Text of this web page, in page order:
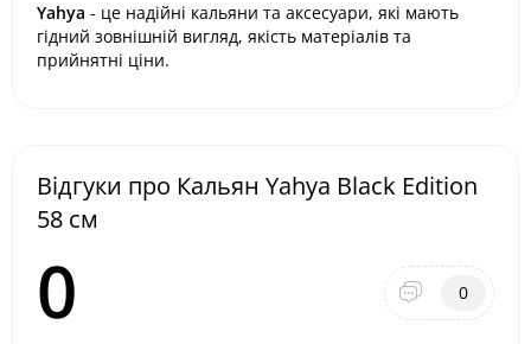
Yahya - це надійні кальяни та аксесуари, які мають
гідний зовнішній вигляд, якість матеріалів та
прийнятні ціни.
Відгуки про Кальян Yahya Black Edition
58 см
0 0